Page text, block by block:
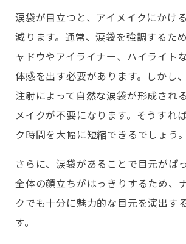
涙袋が目立つと、アイメイクにかけ
減ります。通常、涙袋を強調するた
ャドウやアイライナー、ハイライト
体感を出す必要があります。しかし
注射によって自然な涙袋が形成され
メイクが不要になります。そうすれ
ク時間を大幅に短縮できるでしょう。
さらに、涙袋があることで目元がぱ
全体の顔立ちがはっきりするため、
クでも十分に魅力的な目元を演出す
す。